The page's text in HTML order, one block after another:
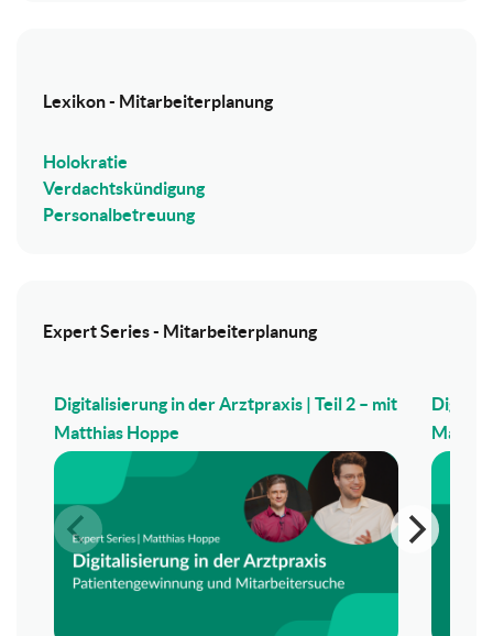
Lexikon - Mitarbeiterplanung
Holokratie
Verdachtskündigung
Personalbetreuung
Expert Series - Mitarbeiterplanung
Digitalisierung in der Arztpraxis | Teil 2 – mit
Matthias Hoppe